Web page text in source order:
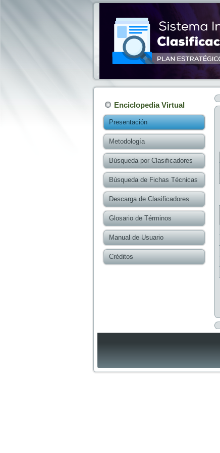
Enciclopedia Virtual
Presentación
Metodología
Búsqueda por Clasificadores
Búsqueda de Fichas Técnicas
Descarga de Clasificadores
Glosario de Términos
Manual de Usuario
Créditos